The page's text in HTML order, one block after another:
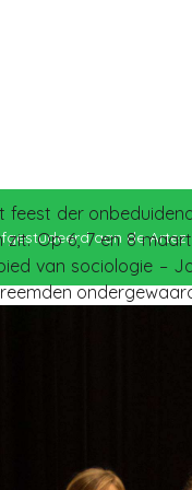
aan de
feest der
Op 6, 7 en 8
van sociologie –